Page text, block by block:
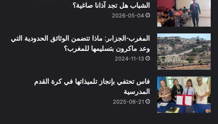
الشباب هل تجد آذانا صاغية؟
2026-05-04
المغرب-الجزاىر: ماذا تتضمن الوثائق الحدودية التي
وعد ماكرون بتسليمها للمغرب؟
2024-11-13
فاس تحتفي بإنجاز تلميذاتها في كرة القدم
المدرسية
2025-06-21